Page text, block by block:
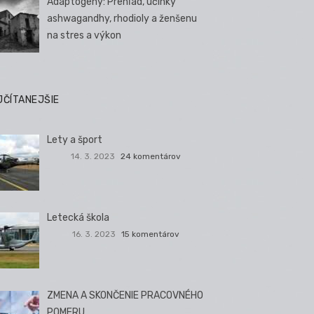
ashwagandhy, rhodioly a ženšenu
na stres a výkon
Lety a šport
14. 3. 2023 24 komentárov
Letecká škola
16. 3. 2023 15 komentárov
ZMENA A SKONČENIE PRACOVNÉHO